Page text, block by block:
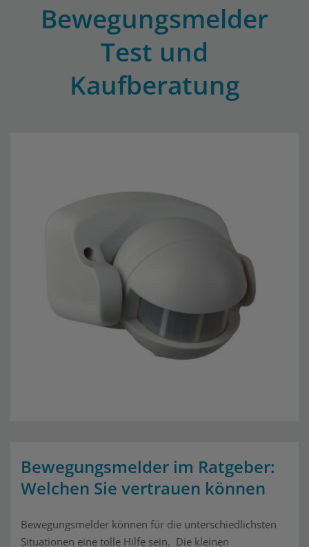
Bewegungsmelder
Test und
Kaufberatung
Bewegungsmelder im Ratgeber:
Welchen Sie vertrauen können
Bewegungsmelder können für die unterschiedlichsten
Situationen eine tolle Hilfe sein. Die kleinen